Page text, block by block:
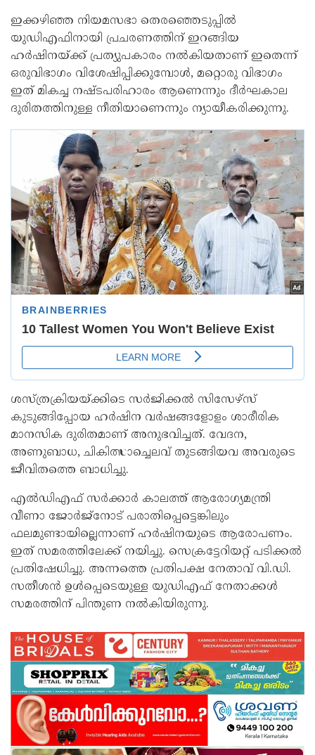
ഇക്കഴിഞ്ഞ നിയമസഭാ തെരഞ്ഞെടുപ്പില്‍
യുഡിഎഫിനായി പ്രചരണത്തിന് ഇറങ്ങിയ
ഹര്‍ഷിനയ്ക്ക് പ്രത്യുപകാരം നല്‍കിയതാണ് ഇതെന്ന്
ഒരുവിഭാഗം വിശേഷിപ്പിക്കുമ്പോള്‍, മറ്റൊരു വിഭാഗം
ഇത് മികച്ച നഷ്ടപരിഹാരം ആണെന്നും ദീര്‍ഘകാല
ദുരിതത്തിനുള്ള നീതിയാണെന്നും ന്യായീകരിക്കുന്നു.
ശസ്ത്രക്രിയയ്ക്കിടെ സര്‍ജിക്കല്‍ സിസേഴ്സ്
കുടുങ്ങിപ്പോയ ഹര്‍ഷിന വര്‍ഷങ്ങളോളം ശാരീരിക
മാനസിക ദുരിതമാണ് അനുഭവിച്ചത്. വേദന,
അണുബാധ, ചികിത്സാച്ചെലവ് തുടങ്ങിയവ അവരുടെ
ജീവിതത്തെ ബാധിച്ചു.
എല്‍ഡിഎഫ് സര്‍ക്കാര്‍ കാലത്ത് ആരോഗ്യമന്ത്രി
വീണാ ജോര്‍ജ്‌നോട് പരാതിപ്പെട്ടെങ്കിലും
ഫലമുണ്ടായില്ലെന്നാണ് ഹര്‍ഷിനയുടെ ആരോപണം.
ഇത് സമരത്തിലേക്ക് നയിച്ചു. സെക്രട്ടേറിയറ്റ് പടിക്കല്‍
പ്രതിഷേധിച്ചു. അന്നത്തെ പ്രതിപക്ഷ നേതാവ് വി.ഡി.
സതീശന്‍ ഉള്‍പ്പെടെയുള്ള യുഡിഎഫ് നേതാക്കള്‍
സമരത്തിന് പിന്തുണ നല്‍കിയിരുന്നു.